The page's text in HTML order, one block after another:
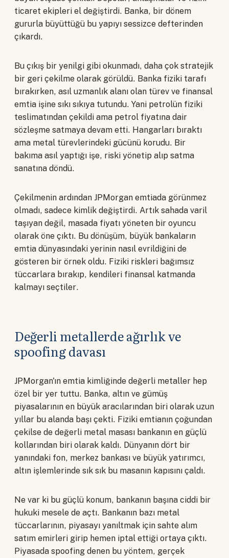
ticaret ekipleri el değiştirdi. Banka, bir dönem
gururla büyüttüğü bu yapıyı sessizce defterinden
çıkardı.
Bu çıkış bir yenilgi gibi okunmadı, daha çok stratejik
bir geri çekilme olarak görüldü. Banka fiziki tarafı
bırakırken, asıl uzmanlık alanı olan türev ve finansal
emtia işine sıkı sıkıya tutundu. Yani petrolün fiziki
teslimatından çekildi ama petrol fiyatına dair
sözleşme satmaya devam etti. Hangarları bıraktı
ama metal türevlerindeki gücünü korudu. Bir
bakıma asıl yaptığı işe, riski yönetip alıp satma
sanatına döndü.
Çekilmenin ardından JPMorgan emtiada görünmez
olmadı, sadece kimlik değiştirdi. Artık sahada varil
taşıyan değil, masada fiyatı yöneten bir oyuncu
olarak öne çıktı. Bu dönüşüm, büyük bankaların
emtia dünyasındaki yerinin nasıl evrildiğini de
gösteren bir örnek oldu. Fiziki riskleri bağımsız
tüccarlara bırakıp, kendileri finansal katmanda
kalmayı seçtiler.
Değerli metallerde ağırlık ve
spoofing davası
JPMorgan'ın emtia kimliğinde değerli metaller hep
özel bir yer tuttu. Banka, altın ve gümüş
piyasalarının en büyük aracılarından biri olarak uzun
yıllar bu alanda başı çekti. Fiziki emtianın çoğundan
çekilse de değerli metal masası bankanın en güçlü
kollarından biri olarak kaldı. Dünyanın dört bir
yanındaki fon, merkez bankası ve büyük yatırımcı,
altın işlemlerinde sık sık bu masanın kapısını çaldı.
Ne var ki bu güçlü konum, bankanın başına ciddi bir
hukuki mesele de açtı. Bankanın bazı metal
tüccarlarının, piyasayı yanıltmak için sahte alım
satım emirleri girip hemen iptal ettiği ortaya çıktı.
Piyasada spoofing denen bu yöntem, gerçek